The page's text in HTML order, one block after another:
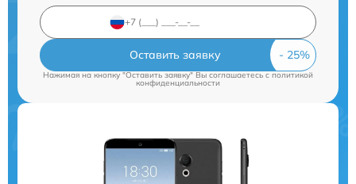
Оставить заявку
Нажимая на кнопку "Оставить заявку" Вы соглашаетесь cполитикой
конфиденциальности